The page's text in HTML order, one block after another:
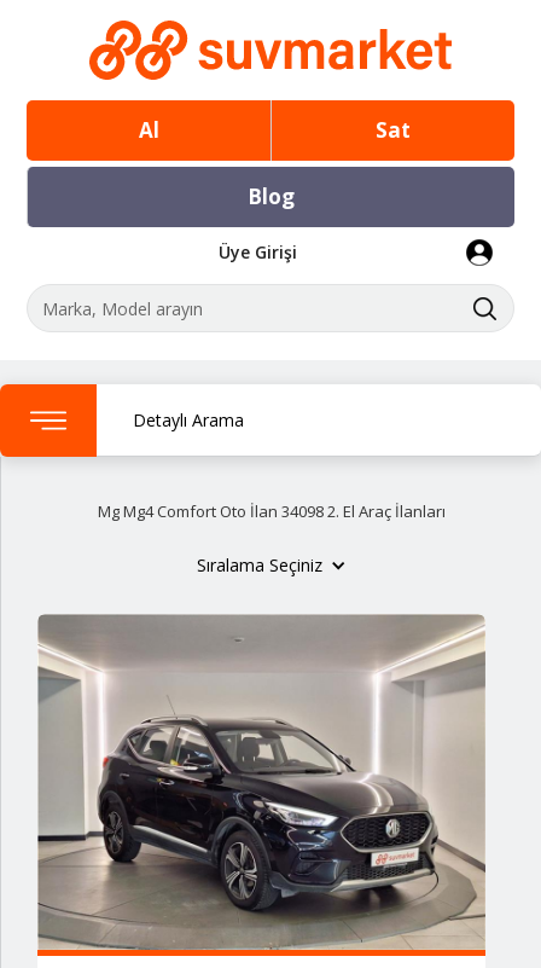
Al Sat
Blog
Üye Girişi
Detaylı Arama
Mg Mg4 Comfort Oto İlan 34098 2. El Araç İlanları
Sıralama Seçiniz